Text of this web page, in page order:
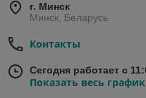
г. Минск
Минск, Беларусь
Контакты
Сегодня работает с
Показать весь